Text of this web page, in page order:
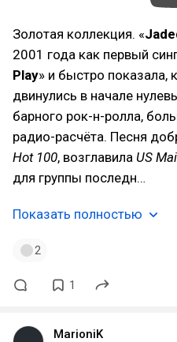
Золотая коллекция. «
2001 года как первый
Play» и быстро показала,
двинулись в начале
барного рок-н-ролла,
радио-расчёта. Песня
Hot 100, возглавила US
для группы последн…
Показать полностью
2
1
MarioniK